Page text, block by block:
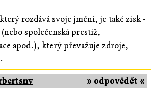
rozdává svoje jmění, je také zisk -
společenská prestiž,
apod.), který převažuje zdroje,
» odpovědět «